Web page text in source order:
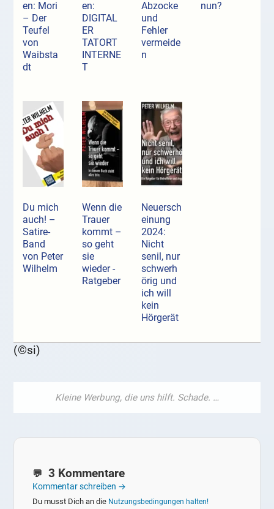
en: Mori
– Der
Teufel
von
Waibsta
dt
en:
DIGITAL
ER
TATORT
INTERNE
T
Abzocke
und
Fehler
vermeide
n
nun?
Du mich
auch! –
Satire-
Band
von Peter
Wilhelm
Wenn die
Trauer
kommt –
so geht
sie
wieder -
Ratgeber
Neuersch
einung
2024:
Nicht
senil, nur
schwerh
örig und
ich will
kein
Hörgerät
(©si)
3 Kommentare
Kommentar schreiben →
Du musst Dich an die Nutzungsbedingungen halten!